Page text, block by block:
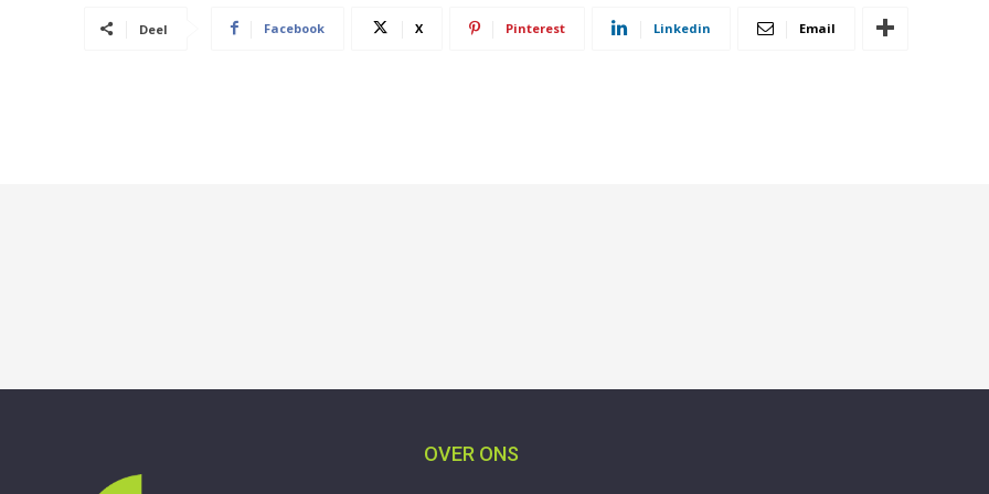
Deel Facebook X Pinterest Linkedin Email
OVER ONS